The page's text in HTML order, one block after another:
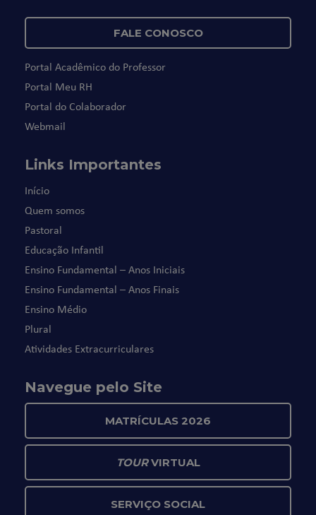
FALE CONOSCO
Portal Acadêmico do Professor
Portal Meu RH
Portal do Colaborador
Webmail
Links Importantes
Início
Quem somos
Pastoral
Educação Infantil
Ensino Fundamental – Anos Iniciais
Ensino Fundamental – Anos Finais
Ensino Médio
Plural
Atividades Extracurriculares
Navegue pelo Site
MATRÍCULAS 2026
TOURVIRTUAL
SERVIÇO SOCIAL